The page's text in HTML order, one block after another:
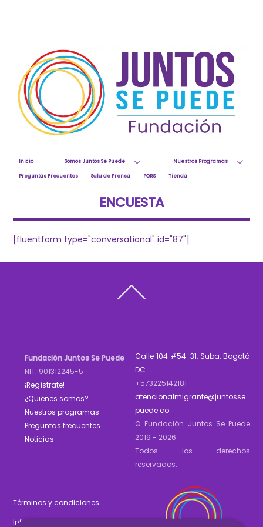
Inicio Somos Juntos Se Puede Nuestros Programas
Preguntas Frecuentes Sala de Prensa PQRS Tienda
ENCUESTA
[fluentform type="conversational" id="87"]
To
Fundación Juntos Se Puede
NIT: 901312245-5
¡Regístrate!
¿Quiénes somos?
Nuestros programas
Preguntas frecuentes
Noticias
Calle 104 #54-31, Suba, Bogotá
DC
+573225142181
atencionalmigrante@juntosse
puede.co
© Fundación Juntos Se Puede
2019 - 2026
Todos los derechos
reservados.
Términos y condiciones
Informe de gestión 2025